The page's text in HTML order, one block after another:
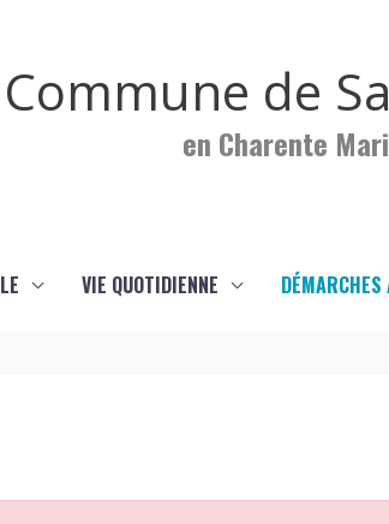
Commune de
en Charente
VIE QUOTIDIENNE